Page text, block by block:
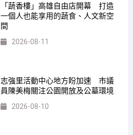
「蔬香樓」高雄自由店開幕 打造
一個人也能享用的蔬食、人文新空
間
2026-08-11
志強里活動中心地方盼加速 市議
員陳美梅關注公園開放及公墓環境
2026-08-10